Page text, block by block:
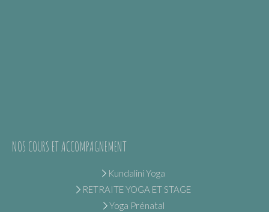
NOS COURS ET ACCOMPAGNEMENT
Kundalini Yoga
RETRAITE YOGA ET STAGE
Yoga Prénatal